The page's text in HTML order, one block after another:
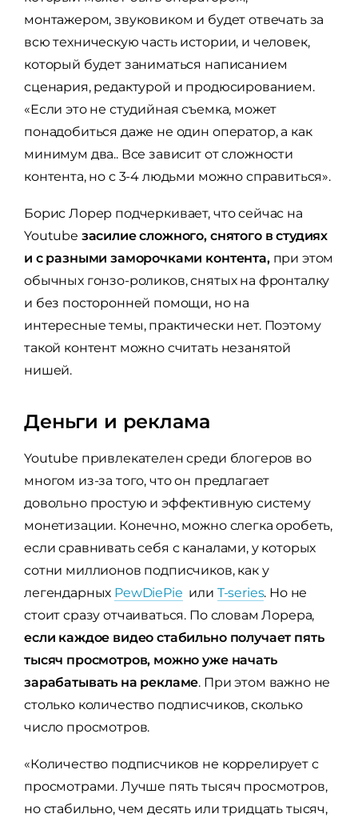
монтажером, звуковиком и будет отвечать за
всю техническую часть истории, и человек,
который будет заниматься написанием
сценария, редактурой и продюсированием.
«Если это не студийная съемка, может
понадобиться даже не один оператор, а как
минимум два.. Все зависит от сложности
контента, но с 3-4 людьми можно справиться».
Борис Лорер подчеркивает, что сейчас на
Youtube засилие сложного, снятого в студиях
и с разными заморочками контента,при этом
обычных гонзо-роликов, снятых на фронталку
и без посторонней помощи, но на
интересные темы, практически нет. Поэтому
такой контент можно считать незанятой
нишей.
Деньги и реклама
Youtube привлекателен среди блогеров во
многом из-за того, что он предлагает
довольно простую и эффективную систему
монетизации. Конечно, можно слегка оробеть,
если сравнивать себя с каналами, у которых
сотни миллионов подписчиков, как у
легендарных PewDiePie или T-series. Но не
стоит сразу отчаиваться. По словам Лорера,
если каждое видео стабильно получает пять
тысяч просмотров, можно уже начать
зарабатывать на рекламе. При этом важно не
столько количество подписчиков, сколько
число просмотров.
«Количество подписчиков не коррелирует с
просмотрами. Лучше пять тысяч просмотров,
но стабильно, чем десять или тридцать тысяч,